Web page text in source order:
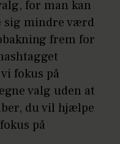
for man kan
sig mindre værd
frem for
fokus på
valg uden at
du vil hjælpe
på